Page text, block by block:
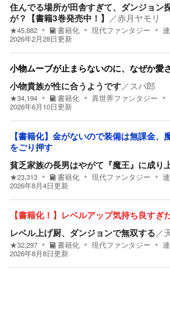
住んでる場所が田舎すぎて、ダンジョン
が？【書籍3巻発売中！】 ／赤月ヤモリ
★45,882 書籍化 現代ファンタジー
2026年2月28日更新
小物ムーブが止まらないのに、なぜか愛
小物貴族が性に合うようです／スパ郎
★34,194 書籍化 異世界ファンタジー
2026年6月10日更新
【書籍化】金がないので装備は無課金、
をごり押す
貧乏家族の長男はやがて『魔王』に成り
★23,313 書籍化 現代ファンタジー
2026年8月4日更新
【書籍化！】レベルアップ気持ち良すぎ
レベル上げ厨、ダンジョンで無双する／
★32,297 書籍化 現代ファンタジー
2026年8月8日更新